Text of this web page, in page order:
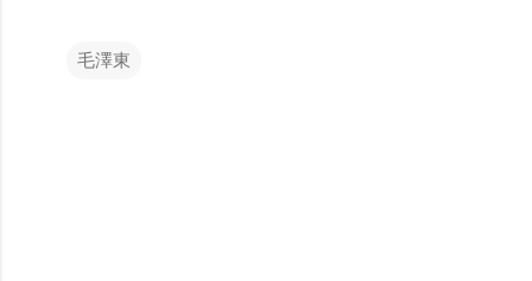
毛澤東